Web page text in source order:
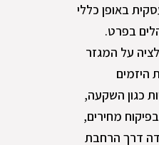
באופן כללי
בפרט.
על המגזר
היזמים
כגון השקעה,
מחירים,
דרך הרחבת